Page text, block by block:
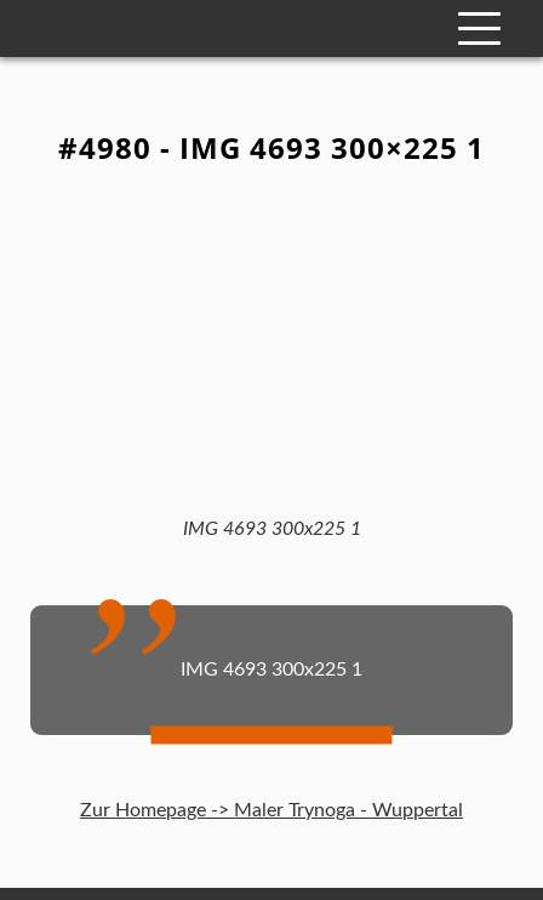
#4980 - IMG 4693 300×225 1
IMG 4693 300x225 1
IMG 4693 300x225 1
Zur Homepage -> Maler Trynoga - Wuppertal